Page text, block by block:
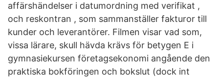
affärshändelser i datumordning med verifikat ,
och reskontran , som sammanställer fakturor till
kunder och leverantörer. Filmen visar vad som,
vissa lärare, skull hävda krävs för betygen E i
gymnasiekursen företagsekonomi angående den
praktiska bokföringen och bokslut (dock int